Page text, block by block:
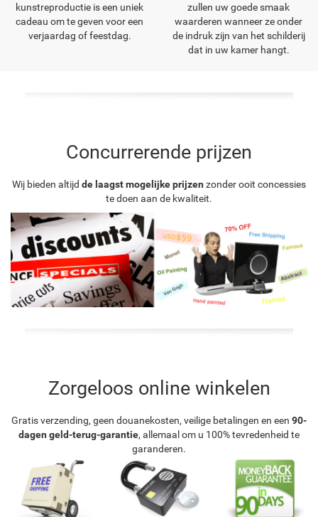
kunstreproductie is een uniek
cadeau om te geven voor een
verjaardag of feestdag.
zullen uw goede smaak
waarderen wanneer ze onder
de indruk zijn van het schilderij
dat in uw kamer hangt.
Concurrerende prijzen
Wij bieden altijd de laagst mogelijke prijzen zonder ooit concessies
te doen aan de kwaliteit.
Zorgeloos online winkelen
Gratis verzending, geen douanekosten, veilige betalingen en een 90-
dagen geld-terug-garantie, allemaal om u 100% tevredenheid te
garanderen.